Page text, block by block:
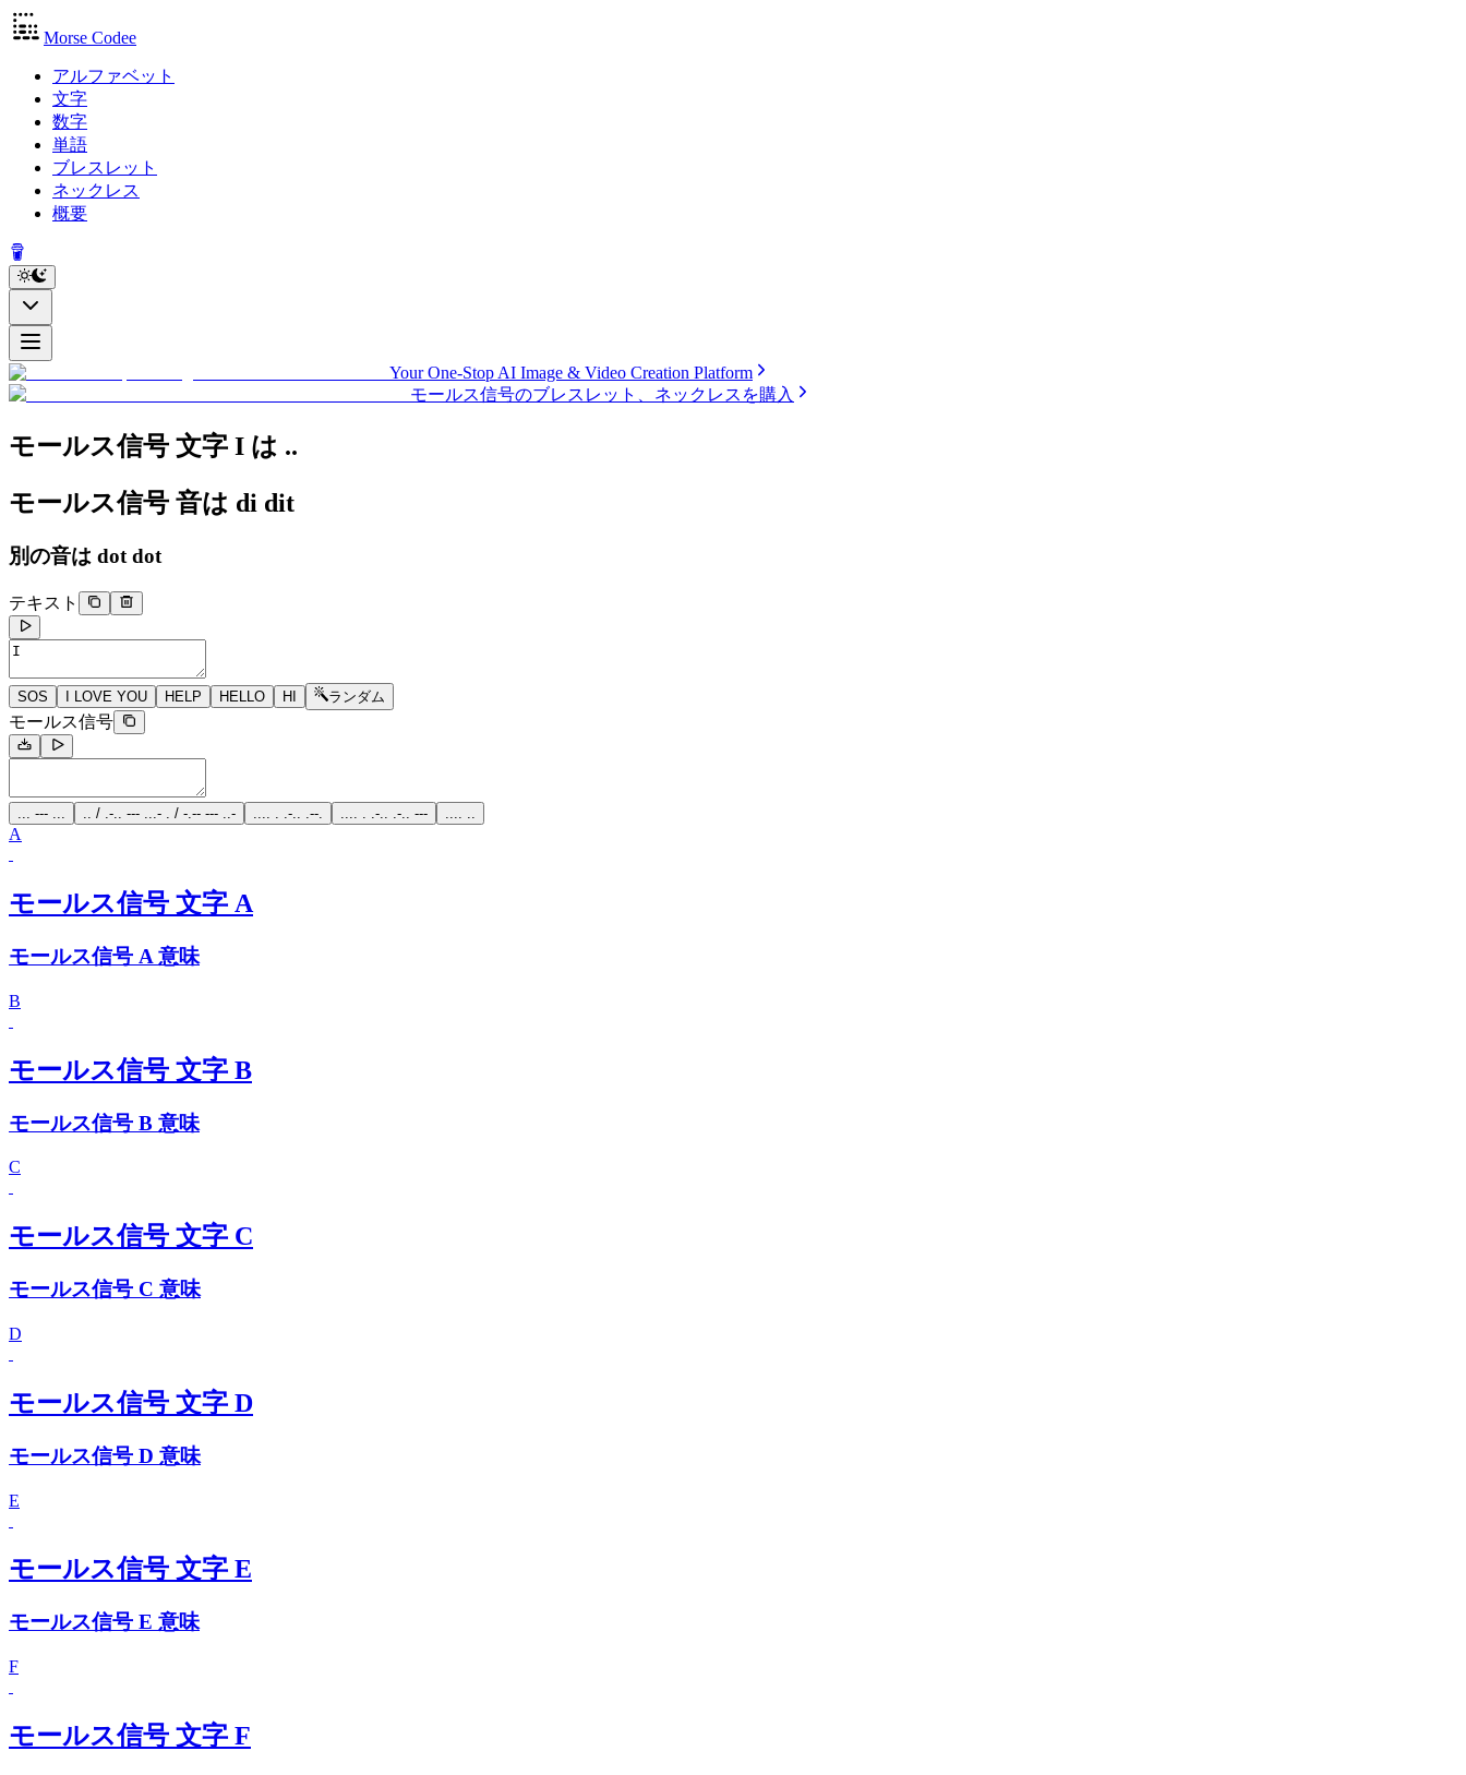
Morse Codee
アルファベット
文字
数字
単語
ブレスレット
ネックレス
概要
Your One-Stop AI Image & Video Creation Platform
モールス信号のブレスレット、ネックレスを購入
モールス信号 文字 I は ..
モールス信号 音は di dit
別の音は dot dot
テキスト
SOS I LOVE YOU HELP HELLO HI ランダム
モールス信号
... --- ... .. / .-.. --- ...- . / -.-- --- ..- .... . .-.. .--. .... . .-.. .-.. --- .... ..
A
モールス信号 文字 A
モールス信号 A 意味
B
モールス信号 文字 B
モールス信号 B 意味
C
モールス信号 文字 C
モールス信号 C 意味
D
モールス信号 文字 D
モールス信号 D 意味
E
モールス信号 文字 E
モールス信号 E 意味
F
モールス信号 文字 F